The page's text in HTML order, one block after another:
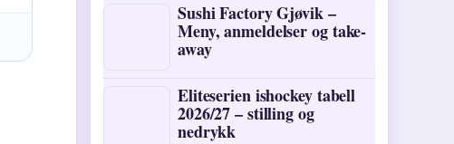
Sushi Factory Gjøvik –
Meny, anmeldelser og take-
away
Eliteserien ishockey tabell
2026/27 – stilling og
nedrykk